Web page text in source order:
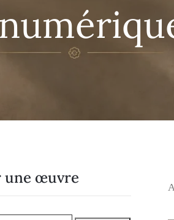
une œuvre